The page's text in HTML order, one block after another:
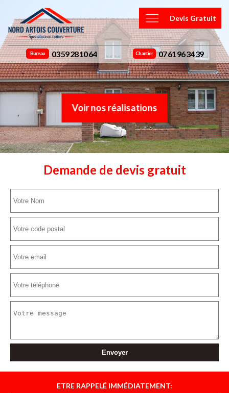
Devis Gratuit
Bureau 03 59 28 10 64 Chantier 07 61 96 34 39
Voir nos réalisations
Demande de devis gratuit
ETRE RAPPELÉ IMMÉDIATEMENT: